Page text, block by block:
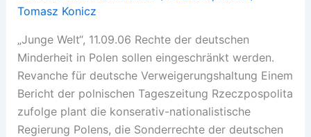
Tomasz Konicz
„Junge Welt“, 11.09.06 Rechte der deutschen
Minderheit in Polen sollen eingeschränkt werden.
Revanche für deutsche Verweigerungshaltung Einem
Bericht der polnischen Tageszeitung Rzeczpospolita
zufolge plant die konserativ-nationalistische
Regierung Polens, die Sonderrechte der deutschen